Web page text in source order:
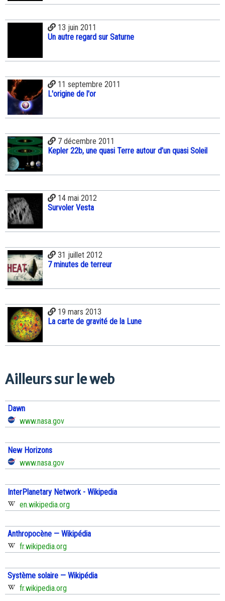
13 juin 2011
Un autre regard sur Saturne
11 septembre 2011
L'origine de l'or
7 décembre 2011
Kepler 22b, une quasi Terre autour d’un quasi Soleil
14 mai 2012
Survoler Vesta
31 juillet 2012
7 minutes de terreur
19 mars 2013
La carte de gravité de la Lune
Ailleurs sur le web
Dawn
www.nasa.gov
New Horizons
www.nasa.gov
InterPlanetary Network - Wikipedia
en.wikipedia.org
Anthropocène — Wikipédia
fr.wikipedia.org
Système solaire — Wikipédia
fr.wikipedia.org